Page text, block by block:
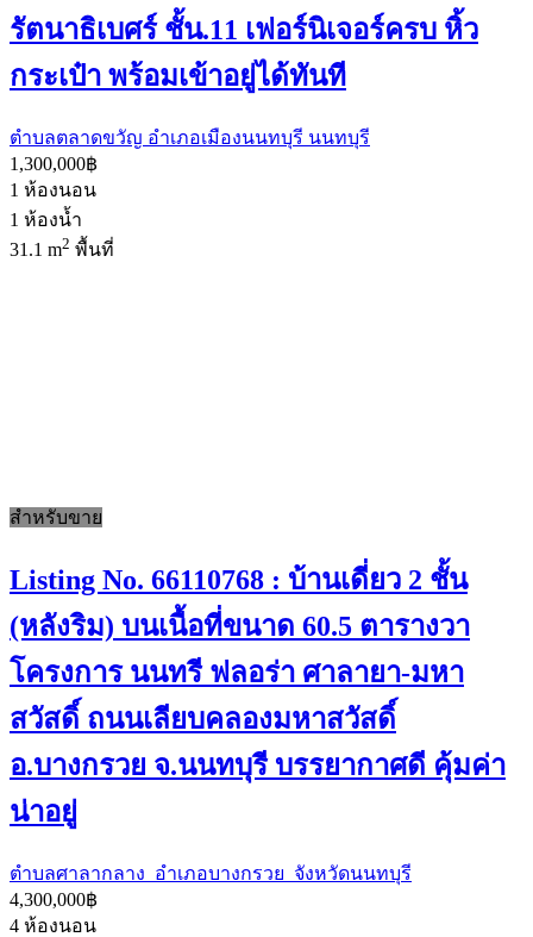
รัตนาธิเบศร์ ชั้น.11 เฟอร์นิเจอร์ครบ หิ้ว
กระเป๋า พร้อมเข้าอยู่ได้ทันที
ตำบลตลาดขวัญ อำเภอเมืองนนทบุรี นนทบุรี
1,300,000฿
1 ห้องนอน
1 ห้องน้ำ
31.1 m2 พื้นที่
สำหรับขาย
Listing No. 66110768 : บ้านเดี่ยว 2 ชั้น
(หลังริม) บนเนื้อที่ขนาด 60.5 ตารางวา
โครงการ นนทรี ฟลอร่า ศาลายา-มหา
สวัสดิ์ ถนนเลียบคลองมหาสวัสดิ์
อ.บางกรวย จ.นนทบุรี บรรยากาศดี คุ้มค่า
น่าอยู่
ตำบลศาลากลาง อำเภอบางกรวย จังหวัดนนทบุรี
4,300,000฿
4 ห้องนอน